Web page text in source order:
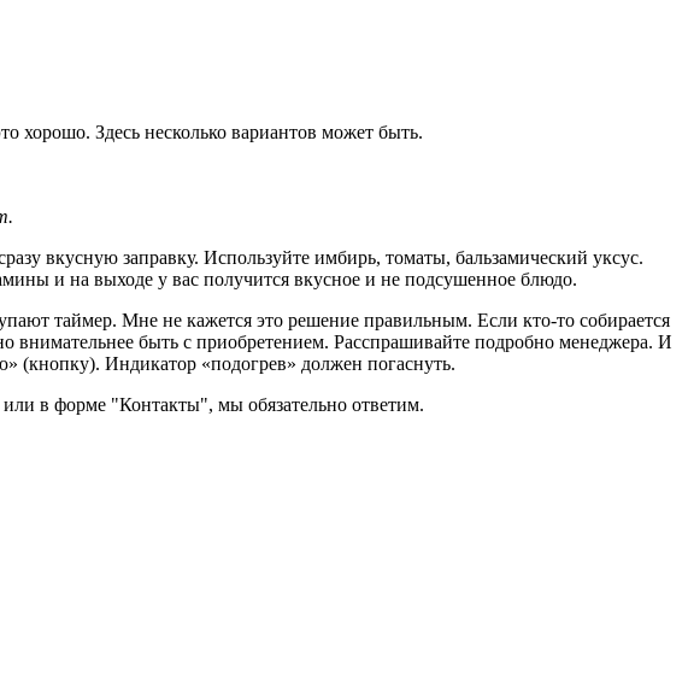
хорошо. Здесь несколько вариантов может быть.
вкусную заправку. Используйте имбирь, томаты, бальзамический уксус.
и на выходе у вас получится вкусное и не подсушенное блюдо.
таймер. Мне не кажется это решение правильным. Если кто-то собирается
внимательнее быть с приобретением. Расспрашивайте подробно менеджера. И
(кнопку). Индикатор «подогрев» должен погаснуть.
в форме "Контакты", мы обязательно ответим.